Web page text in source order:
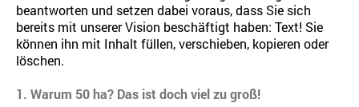
beantworten und setzen dabei voraus, dass Sie sich
bereits mit unserer Vision beschäftigt haben: Text! Sie
können ihn mit Inhalt füllen, verschieben, kopieren oder
löschen.
1. Warum 50 ha? Das ist doch viel zu groß!